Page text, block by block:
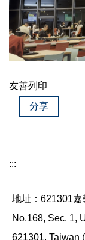
友善列印
分享
:::
地址：621301
No.168, Sec. 1,
621301, Taiwan